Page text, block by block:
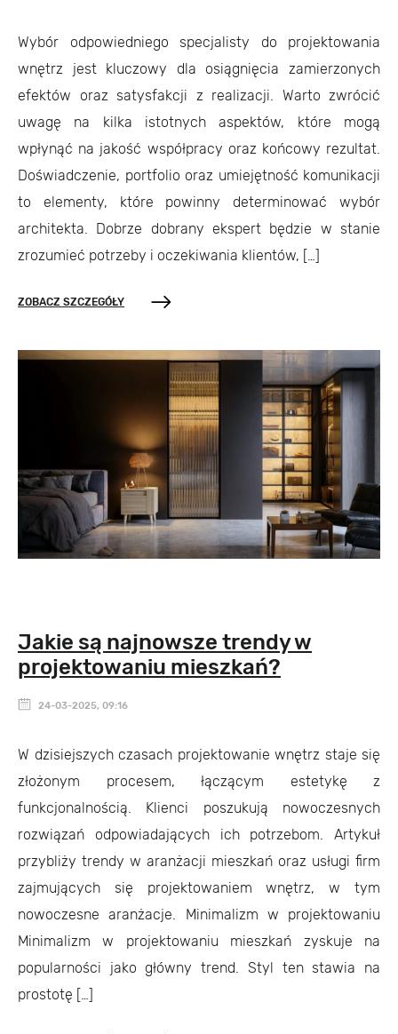
Wybór odpowiedniego specjalisty do projektowania
wnętrz jest kluczowy dla osiągnięcia zamierzonych
efektów oraz satysfakcji z realizacji. Warto zwrócić
uwagę na kilka istotnych aspektów, które mogą
wpłynąć na jakość współpracy oraz końcowy rezultat.
Doświadczenie, portfolio oraz umiejętność komunikacji
to elementy, które powinny determinować wybór
architekta. Dobrze dobrany ekspert będzie w stanie
zrozumieć potrzeby i oczekiwania klientów, […]
ZOBACZ SZCZEGÓŁY
Jakie są najnowsze trendy w
projektowaniu mieszkań?
24-03-2025, 09:16
W dzisiejszych czasach projektowanie wnętrz staje się
złożonym procesem, łączącym estetykę z
funkcjonalnością. Klienci poszukują nowoczesnych
rozwiązań odpowiadających ich potrzebom. Artykuł
przybliży trendy w aranżacji mieszkań oraz usługi firm
zajmujących się projektowaniem wnętrz, w tym
nowoczesne aranżacje. Minimalizm w projektowaniu
Minimalizm w projektowaniu mieszkań zyskuje na
popularności jako główny trend. Styl ten stawia na
prostotę […]